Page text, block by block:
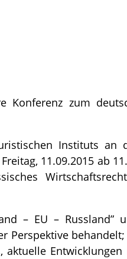
Konferenz zum
Instituts an
11.09.2015 ab
– EU – Russland”
Perspektive behandelt;
aktuelle Entwicklungen